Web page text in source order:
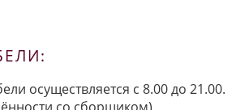
осуществляется с 8.00 до 21.00.